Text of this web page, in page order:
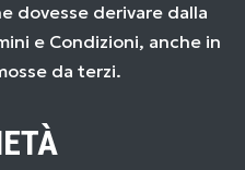
dovesse derivare dalla
e Condizioni, anche in
da terzi.